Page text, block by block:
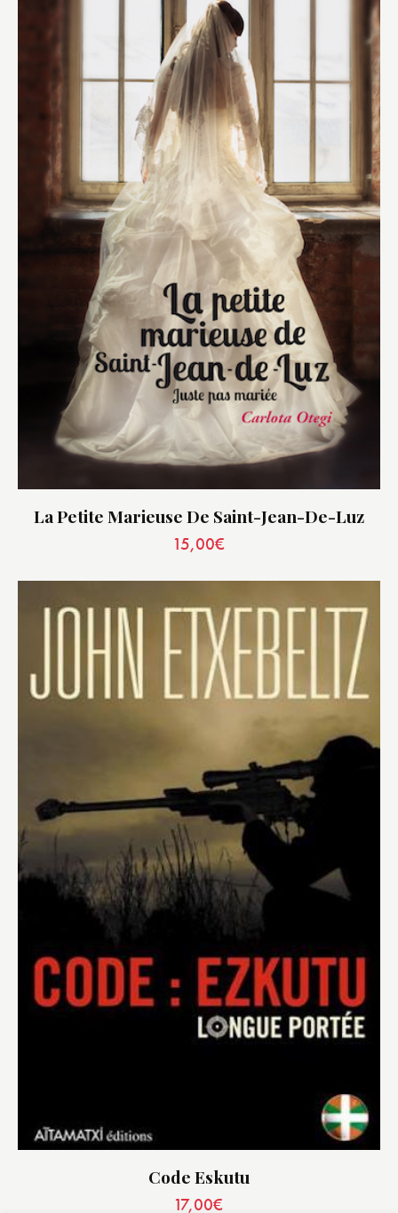
La Petite Marieuse De Saint-Jean-De-Luz
15,00€
Code Eskutu
17,00€